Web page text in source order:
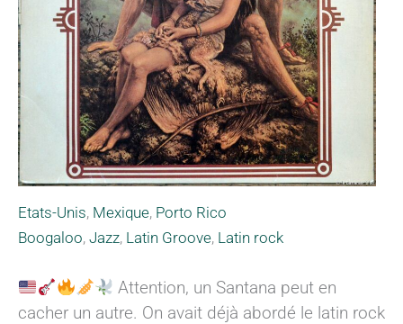
Etats-Unis, Mexique, Porto Rico
Boogaloo, Jazz, Latin Groove, Latin rock
Attention, un Santana peut en
cacher un autre. On avait déjà abordé le latin rock